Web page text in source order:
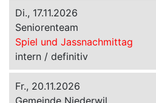
Di., 17.11.2026
Seniorenteam
Spiel und Jassnachmittag
intern / definitiv
Fr., 20.11.2026